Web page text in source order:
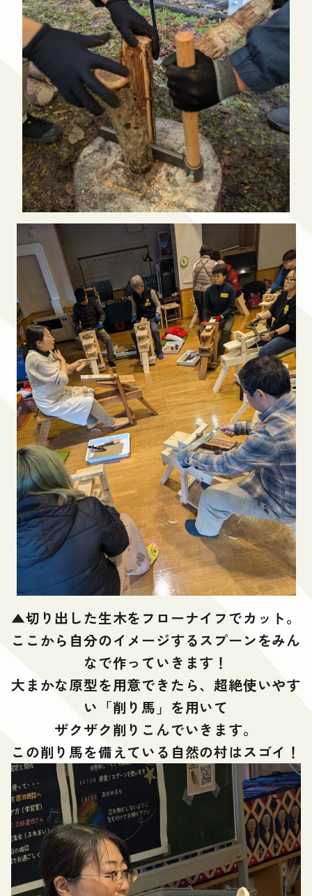
▲切り出した生木をフローナイフでカット。
ここから自分のイメージするスプーンをみん
なで作っていきます！
大まかな原型を用意できたら、超絶使いやす
い「削り馬」を用いて
ザクザク削りこんでいきます。
この削り馬を備えている自然の村はスゴイ！